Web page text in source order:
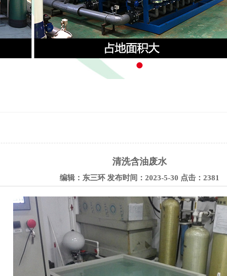
清洗含油废水
编辑：东三环 发布时间：2023-5-30 点击：2381